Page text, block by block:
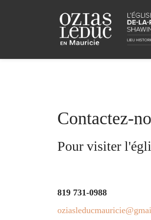
Contactez-
Pour visiter
819 731-0988